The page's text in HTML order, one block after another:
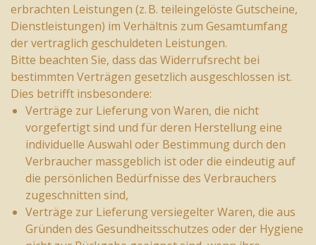
erbrachten Leistungen (z. B. teileingelöste Gutscheine,
Dienstleistungen) im Verhältnis zum Gesamtumfang
der vertraglich geschuldeten Leistungen.
Bitte beachten Sie, dass das Widerrufsrecht bei
bestimmten Verträgen gesetzlich ausgeschlossen ist.
Dies betrifft insbesondere:
Verträge zur Lieferung von Waren, die nicht
vorgefertigt sind und für deren Herstellung eine
individuelle Auswahl oder Bestimmung durch den
Verbraucher massgeblich ist oder die eindeutig auf
die persönlichen Bedürfnisse des Verbrauchers
zugeschnitten sind,
Verträge zur Lieferung versiegelter Waren, die aus
Gründen des Gesundheitsschutzes oder der Hygiene